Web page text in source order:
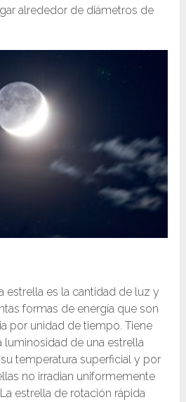
alrededor de diámetros de
estrella es la cantidad de luz y
formas de energía que son
por unidad de tiempo. Tiene
luminosidad de una estrella
temperatura superficial y por
no irradian uniformemente
estrella de rotación rápida